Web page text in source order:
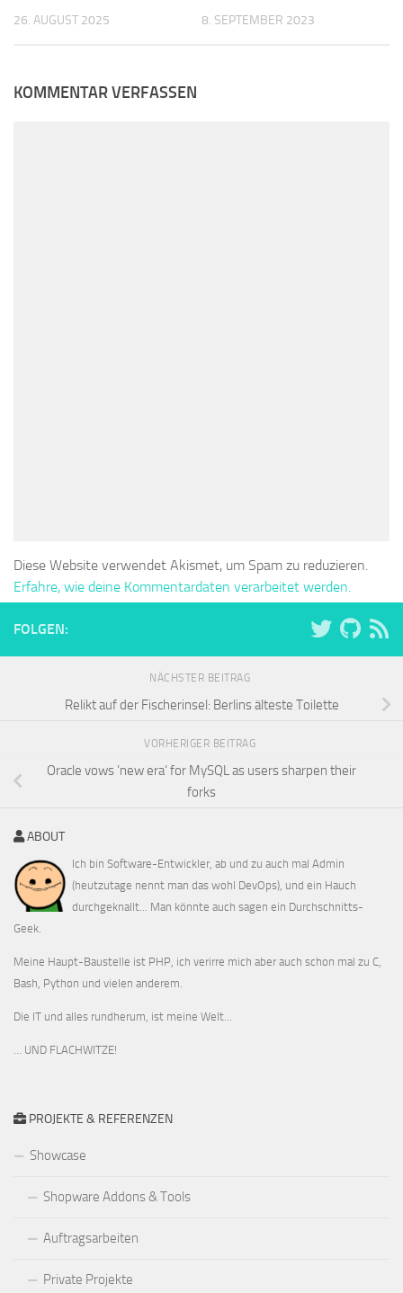
26. AUGUST 2025 8. SEPTEMBER 2023
KOMMENTAR VERFASSEN
Diese Website verwendet Akismet, um Spam zu reduzieren.
Erfahre, wie deine Kommentardaten verarbeitet werden.
FOLGEN:
NÄCHSTER BEITRAG
Relikt auf der Fischerinsel: Berlins älteste Toilette
VORHERIGER BEITRAG
Oracle vows ’new era‘ for MySQL as users sharpen their
forks
ABOUT
Ich bin Software-Entwickler, ab und zu auch mal Admin
(heutzutage nennt man das wohl DevOps), und ein Hauch
durchgeknallt... Man könnte auch sagen ein Durchschnitts-
Geek.
Meine Haupt-Baustelle ist PHP, ich verirre mich aber auch schon mal zu C,
Bash, Python und vielen anderem.
Die IT und alles rundherum, ist meine Welt...
… UND FLACHWITZE!
PROJEKTE & REFERENZEN
Showcase
Shopware Addons & Tools
Auftragsarbeiten
Private Projekte